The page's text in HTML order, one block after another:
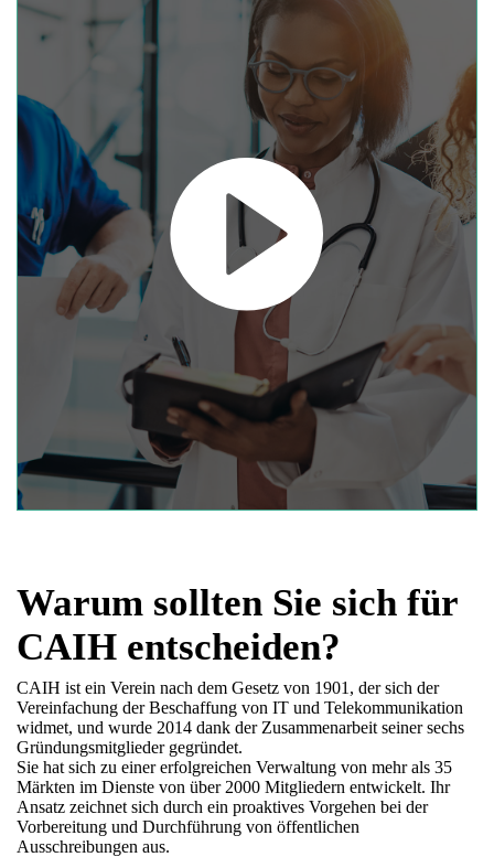
Warum sollten Sie sich für
CAIH entscheiden?
CAIH ist ein Verein nach dem Gesetz von 1901, der sich der
Vereinfachung der Beschaffung von IT und Telekommunikation
widmet, und wurde 2014 dank der Zusammenarbeit seiner sechs
Gründungsmitglieder gegründet.
Sie hat sich zu einer erfolgreichen Verwaltung von mehr als 35
Märkten im Dienste von über 2000 Mitgliedern entwickelt. Ihr
Ansatz zeichnet sich durch ein proaktives Vorgehen bei der
Vorbereitung und Durchführung von öffentlichen
Ausschreibungen aus.